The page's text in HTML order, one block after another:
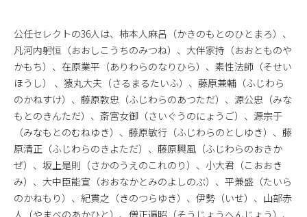
公任セレクトの36人は、柿本人麻呂（かきのもとのひとまろ）、
凡河内躬恒（おおしこうちのみつね）、大伴家持（おおとものや
かもち）、在原業平（ありわらのなりひら）、素性法師（そせい
ほうし） 、猿丸大夫（さるまるたいふ）、藤原兼輔（ふじわら
のかねすけ）、藤原敦忠（ふじわらのあつただ）、源公忠（みな
もとのきんただ）、斎宮女御（さいぐうのにょうご）、源宗于
（みなもとのむねゆき）、藤原敏行（ふじわらのとしゆき）、藤
原清正（ふじわらのきよただ）、藤原興風（ふじわらのおきか
ぜ）、坂上是則（さかのうえのこれのり）、小大君（こおおき
み）、大中臣能宣（おおなかとみのよしのぶ）、平兼盛（たいら
のかねもり）、紀貫之（きのつらゆき）、伊勢（いせ）、山部赤
人（やまべのあかひと）、僧正遍昭（そうじょうへんじょう）、